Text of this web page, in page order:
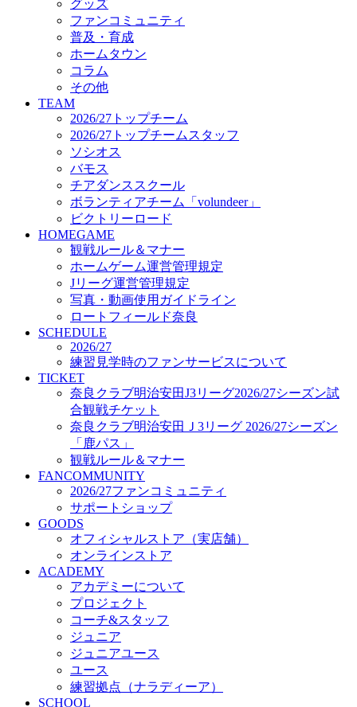
Jリーグ運営管理規定
写真・動画使用ガイドライン
ロートフィールド奈良
SCHEDULE
2026/27
練習見学時のファンサービスについて
TICKET
奈良クラブ明治安田J3リーグ2026/27シーズン試
合観戦チケット
奈良クラブ明治安田Ｊ3リーグ 2026/27シーズン
「鹿パス」
観戦ルール＆マナー
FANCOMMUNITY
2026/27ファンコミュニティ
サポートショップ
GOODS
オフィシャルストア（実店舗）
オンラインストア
ACADEMY
アカデミーについて
プロジェクト
コーチ&スタッフ
ジュニア
ジュニアユース
ユース
練習拠点（ナラディーア）
SCHOOL
2026/27 パートナー企業
パートナー募集
クラブ理念
クラブ情報
サステナビリティ
Web制作支援
応援プロジェクト
グッズ
ファンコミュニティ
普及・育成
ホームタウン
コラム
その他
TEAM
2026/27トップチーム
2026/27トップチームスタッフ
ソシオス
バモス
チアダンススクール
ボランティアチーム「volundeer」
ビクトリーロード
HOMEGAME
観戦ルール＆マナー
ホームゲーム運営管理規定
Jリーグ運営管理規定
写真・動画使用ガイドライン
ロートフィールド奈良
SCHEDULE
2026/27
練習見学時のファンサービスについて
TICKET
奈良クラブ明治安田J3リーグ2026/27シーズン試
合観戦チケット
奈良クラブ明治安田Ｊ3リーグ 2026/27シーズン
「鹿パス」
観戦ルール＆マナー
FANCOMMUNITY
2026/27ファンコミュニティ
サポートショップ
GOODS
オフィシャルストア（実店舗）
オンラインストア
ACADEMY
アカデミーについて
プロジェクト
コーチ&スタッフ
ジュニア
ジュニアユース
ユース
練習拠点（ナラディーア）
SCHOOL